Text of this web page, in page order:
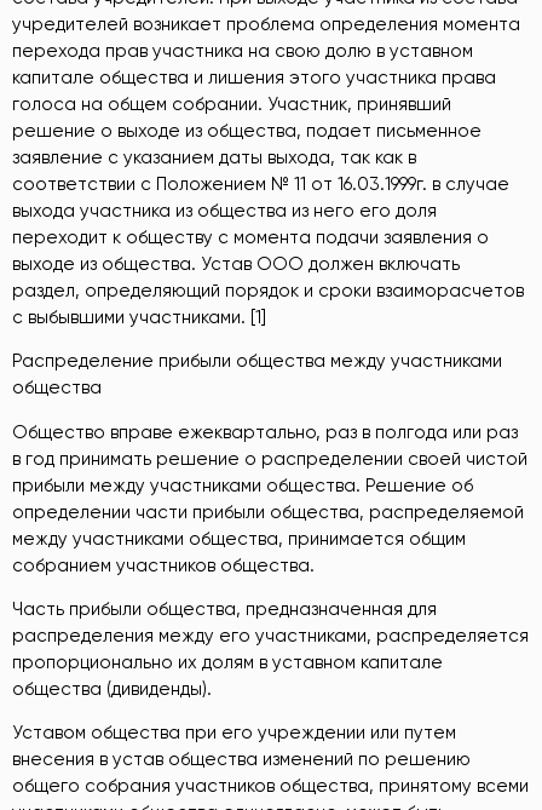
учредителей возникает проблема определения момента
перехода прав участника на свою долю в уставном
капитале общества и лишения этого участника права
голоса на общем собрании. Участник, принявший
решение о выходе из общества, подает письменное
заявление с указанием даты выхода, так как в
соответствии с Положением № 11 от 16.03.1999г. в случае
выхода участника из общества из него его доля
переходит к обществу с момента подачи заявления о
выходе из общества. Устав ООО должен включать
раздел, определяющий порядок и сроки взаиморасчетов
с выбывшими участниками. [1]
Распределение прибыли общества между участниками
общества
Общество вправе ежеквартально, раз в полгода или раз
в год принимать решение о распределении своей чистой
прибыли между участниками общества. Решение об
определении части прибыли общества, распределяемой
между участниками общества, принимается общим
собранием участников общества.
Часть прибыли общества, предназначенная для
распределения между его участниками, распределяется
пропорционально их долям в уставном капитале
общества (дивиденды).
Уставом общества при его учреждении или путем
внесения в устав общества изменений по решению
общего собрания участников общества, принятому всеми